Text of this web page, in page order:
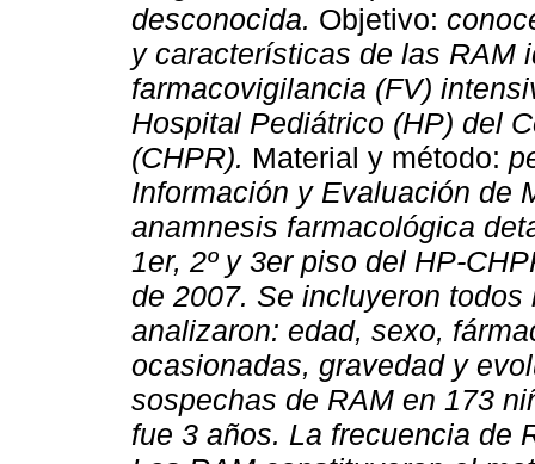
desconocida. Objetivo:
y características de las RAM
farmacovigilancia (FV)
Hospital Pediátrico (HP) del
(CHPR). Material y método:
Información y Evaluación de
anamnesis farmacológica
1er, 2º y 3er piso del HP-
de 2007. Se incluyeron
analizaron: edad, sexo,
ocasionadas, gravedad y
sospechas de RAM en 173
fue 3 años. La frecuencia de